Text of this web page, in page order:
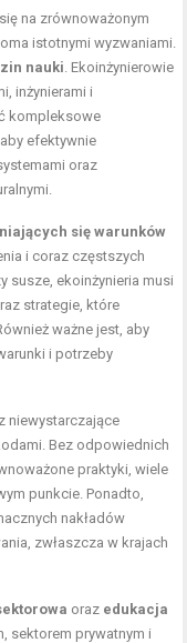
na zrównoważonym
istotnymi wyzwaniami.
nauki . Ekoinżynierowie
inżynierami i
kompleksowe
efektywnie
oraz
się warunków
i coraz częstszych
susze, ekoinżynieria musi
strategie, które
ważne jest, aby
i potrzeby
niewystarczające
Bez odpowiednich
praktyki, wiele
punkcie. Ponadto,
nakładów
zwłaszcza w krajach
oraz edukacja
sektorem prywatnym i